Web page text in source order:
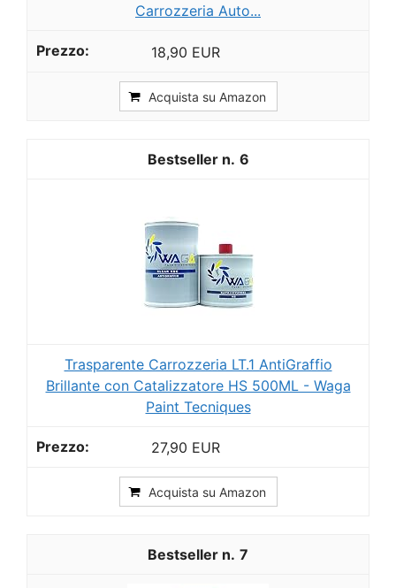
Carrozzeria Auto...
18,90 EUR
Acquista su Amazon
6
Trasparente Carrozzeria LT.1 AntiGraffio
Brillante con Catalizzatore HS 500ML - Waga
Paint Tecniques
27,90 EUR
Acquista su Amazon
7